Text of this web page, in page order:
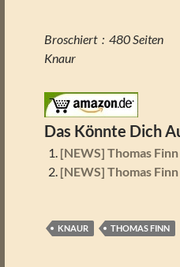
Broschiert ‏ : ‎ 480 Seiten
Knaur
Das Könnte Dich
[NEWS] Thomas
[NEWS] Thomas
KNAUR THOMAS FINN